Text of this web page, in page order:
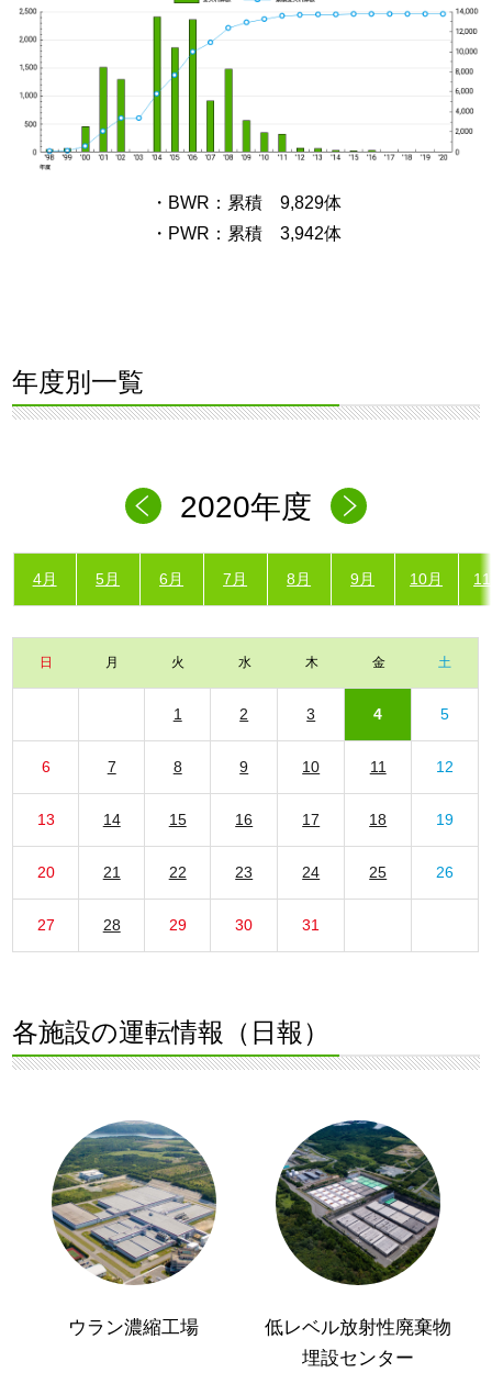
・BWR：累積 9,829体
・PWR：累積 3,942体
年度別一覧
2020年度
4月 5月 6月 7月 8月 9月 10月
日 月 火 水 木 金 土
1 2 3 4 5
6 7 8 9 10 11 12
13 14 15 16 17 18 19
20 21 22 23 24 25 26
27 28 29 30 31
各施設の運転情報（日報）
ウラン濃縮工場
低レベル放射性廃棄物
埋設センター